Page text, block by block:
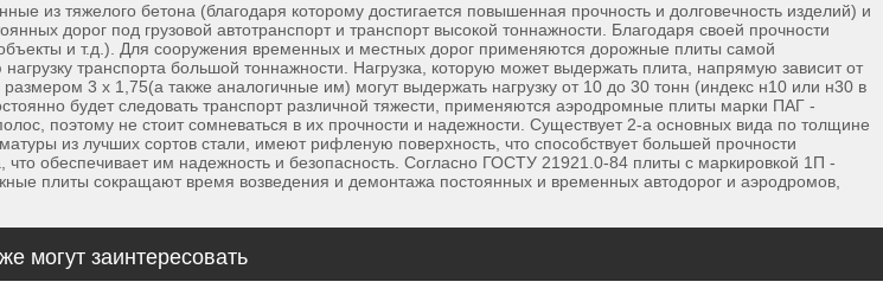
из тяжелого бетона (благодаря которому достигается повышенная прочность и долговечность изделий) и
дорог под грузовой автотранспорт и транспорт высокой тоннажности. Благодаря своей прочности
и т.д.). Для сооружения временных и местных дорог применяются дорожные плиты самой
транспорта большой тоннажности. Нагрузка, которую может выдержать плита, напрямую зависит от
3 х 1,75(а также аналогичные им) могут выдержать нагрузку от 10 до 30 тонн (индекс н10 или н30 в
будет следовать транспорт различной тяжести, применяются аэродромные плиты марки ПАГ -
поэтому не стоит сомневаться в их прочности и надежности. Существует 2-а основных вида по толщине
из лучших сортов стали, имеют рифленую поверхность, что способствует большей прочности
обеспечивает им надежность и безопасность. Согласно ГОСТУ 21921.0-84 плиты с маркировкой 1П -
плиты сокращают время возведения и демонтажа постоянных и временных автодорог и аэродромов,
могут заинтересовать